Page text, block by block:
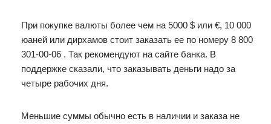
При покупке валюты более чем на 5000 $ или €, 10 000
юаней или дирхамов стоит заказать ее по номеру 8 800
301-00-06 . Так рекомендуют на сайте банка. В
поддержке сказали, что заказывать деньги надо за
четыре рабочих дня.
Меньшие суммы обычно есть в наличии и заказа не